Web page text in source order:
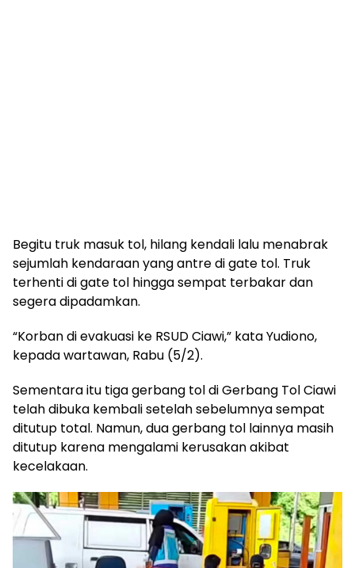
Begitu truk masuk tol, hilang kendali lalu menabrak
sejumlah kendaraan yang antre di gate tol. Truk
terhenti di gate tol hingga sempat terbakar dan
segera dipadamkan.
“Korban di evakuasi ke RSUD Ciawi,” kata Yudiono,
kepada wartawan, Rabu (5/2).
Sementara itu tiga gerbang tol di Gerbang Tol Ciawi
telah dibuka kembali setelah sebelumnya sempat
ditutup total. Namun, dua gerbang tol lainnya masih
ditutup karena mengalami kerusakan akibat
kecelakaan.